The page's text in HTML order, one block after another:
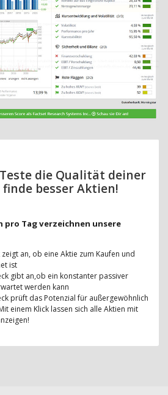
die Qualität deiner
besser Aktien!
pro Tag verzeichnen unsere
an, ob eine Aktie zum Kaufen und
ist
gibt an,ob ein konstanter passiver
werden kann
prüft das Potenzial für außergewöhnlich
einem Klick lassen sich alle Aktien mit